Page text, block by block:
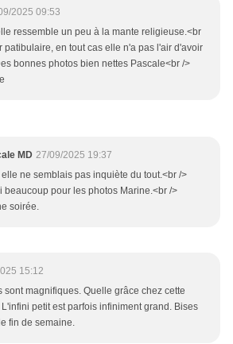
2025 09:53
ressemble un peu à la mante religieuse.<br
patibulaire, en tout cas elle n'a pas l'air d'avoir
bonnes photos bien nettes Pascale<br />
MD 27/09/2025 19:37
elle ne semblais pas inquiète du tout.<br />
beaucoup pour les photos Marine.<br />
soirée.
15:12
sont magnifiques. Quelle grâce chez cette
petit est parfois infiniment grand. Bises
fin de semaine.